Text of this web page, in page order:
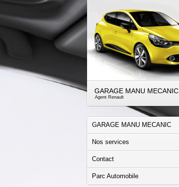
GARAGE MANU MECANIC
Agent Renault
GARAGE MANU MECANIC
Nos services
Contact
Parc Automobile